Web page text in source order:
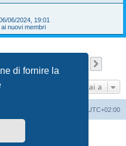
di fornire la
06/2024, 19:01
nuovi membri
Vai a
UTC+02:00
© phpBB Limited
phpBB-Italia.it